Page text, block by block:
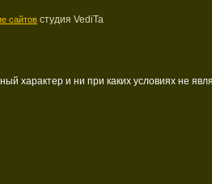
сайтов студия VediTa
характер и ни при каких условиях не